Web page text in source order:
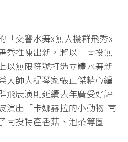
「交響水舞x無人機群飛秀x
秀推陳出新，將以「南投無
以無限符號打造立體水舞新
大師大提琴家張正傑精心編
飛展演則延續去年廣受好評
演出「卡娜赫拉的小動物-南
南投特產香菇、泡茶等圖